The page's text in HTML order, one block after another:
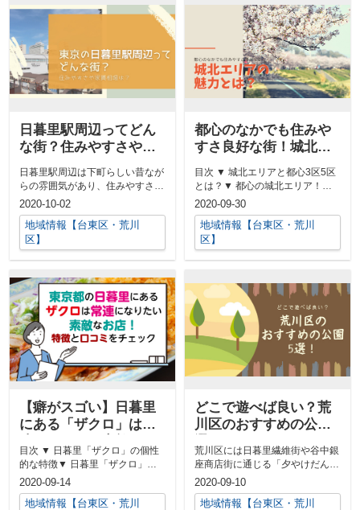
日暮里駅周辺ってどん
な街？住みやすさや家
賃相場は？
日暮里駅周辺は下町らしい昔なが
らの雰囲気があり、住みやすさが
良い場所として近年人気となって
います。...
2020-10-02
地域情報【台東区・荒川
区】
都心のなかでも住みや
すさ良好な街！城北エ
リアの魅力とは？
目次 ▼ 城北エリアと都心3区5区
とは？▼ 都心の城北エリア！そ
れぞれのエリアの特徴とは？▼
都...
2020-09-30
地域情報【台東区・荒川
区】
【癖がスゴい】日暮里
にある「ザクロ」は常
店！特徴と口コミをチ
ェック
目次 ▼ 日暮里「ザクロ」の個性
的な特徴▼ 日暮里「ザクロ」の
口コミ▼ 日暮里「ザクロ」の概
要▼...
2020-09-14
地域情報【台東区・荒川
どこで遊べば良い？荒
川区のおすすめの公園5
荒川区には日暮里繊維街や谷中銀
座商店街に通じる「夕やけだんだ
ん」をはじめ、たくさんの公園や
ホール・文...
2020-09-10
地域情報【台東区・荒川